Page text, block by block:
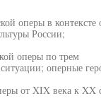
оперы в контексте
России;
оперы по трем
оперные
от XIX века к XX